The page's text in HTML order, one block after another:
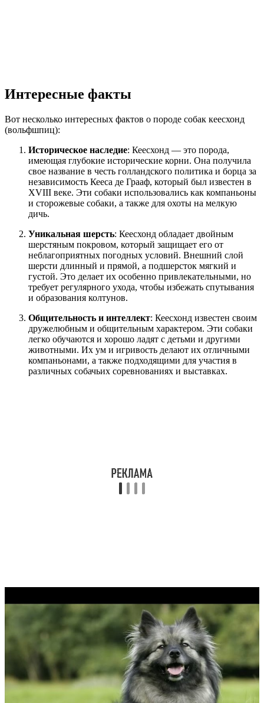
Интересные факты
Вот несколько интересных фактов о породе собак кеесхонд
(вольфшпиц):
Историческое наследие: Кеесхонд — это порода,
имеющая глубокие исторические корни. Она получила
свое название в честь голландского политика и борца за
независимость Кееса де Грааф, который был известен в
XVIII веке. Эти собаки использовались как компаньоны
и сторожевые собаки, а также для охоты на мелкую
дичь.
Уникальная шерсть: Кеесхонд обладает двойным
шерстяным покровом, который защищает его от
неблагоприятных погодных условий. Внешний слой
шерсти длинный и прямой, а подшерсток мягкий и
густой. Это делает их особенно привлекательными, но
требует регулярного ухода, чтобы избежать спутывания
и образования колтунов.
Общительность и интеллект: Кеесхонд известен своим
дружелюбным и общительным характером. Эти собаки
легко обучаются и хорошо ладят с детьми и другими
животными. Их ум и игривость делают их отличными
компаньонами, а также подходящими для участия в
различных собачьих соревнованиях и выставках.